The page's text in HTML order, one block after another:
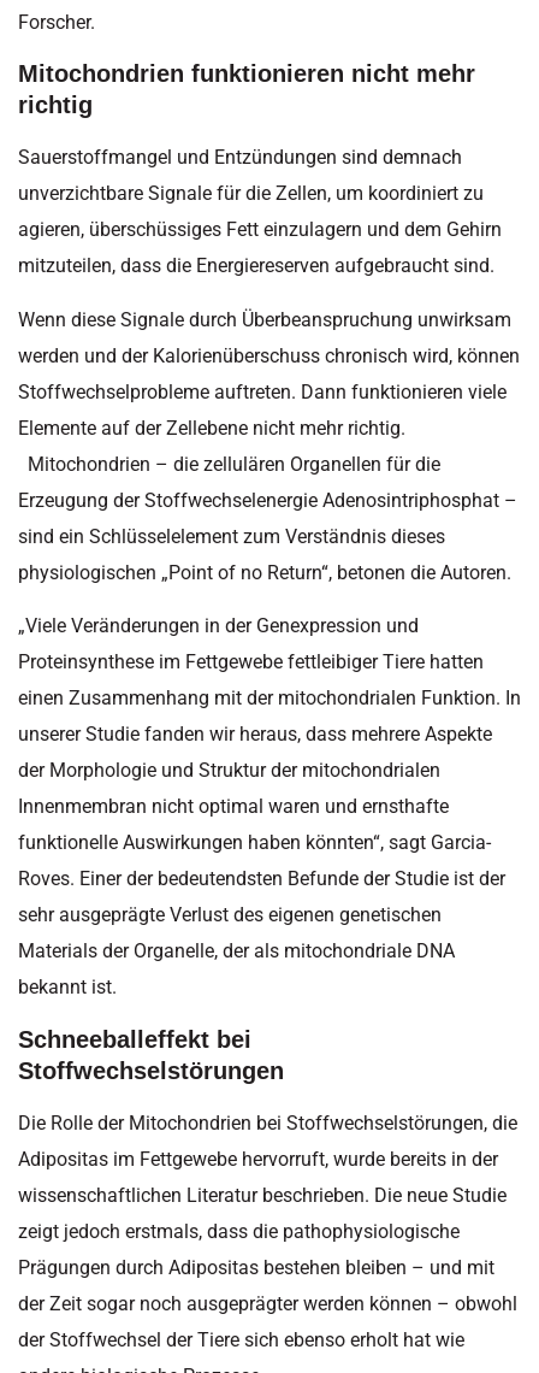
Forscher.
Mitochondrien funktionieren nicht mehr
richtig
Sauerstoffmangel und Entzündungen sind demnach
unverzichtbare Signale für die Zellen, um koordiniert zu
agieren, überschüssiges Fett einzulagern und dem Gehirn
mitzuteilen, dass die Energiereserven aufgebraucht sind.
Wenn diese Signale durch Überbeanspruchung unwirksam
werden und der Kalorienüberschuss chronisch wird, können
Stoffwechselprobleme auftreten. Dann funktionieren viele
Elemente auf der Zellebene nicht mehr richtig.
Mitochondrien – die zellulären Organellen für die
Erzeugung der Stoffwechselenergie Adenosintriphosphat –
sind ein Schlüsselelement zum Verständnis dieses
physiologischen „Point of no Return“, betonen die Autoren.
„Viele Veränderungen in der Genexpression und
Proteinsynthese im Fettgewebe fettleibiger Tiere hatten
einen Zusammenhang mit der mitochondrialen Funktion. In
unserer Studie fanden wir heraus, dass mehrere Aspekte
der Morphologie und Struktur der mitochondrialen
Innenmembran nicht optimal waren und ernsthafte
funktionelle Auswirkungen haben könnten“, sagt Garcia-
Roves. Einer der bedeutendsten Befunde der Studie ist der
sehr ausgeprägte Verlust des eigenen genetischen
Materials der Organelle, der als mitochondriale DNA
bekannt ist.
Schneeballeffekt bei
Stoffwechselstörungen
Die Rolle der Mitochondrien bei Stoffwechselstörungen, die
Adipositas im Fettgewebe hervorruft, wurde bereits in der
wissenschaftlichen Literatur beschrieben. Die neue Studie
zeigt jedoch erstmals, dass die pathophysiologische
Prägungen durch Adipositas bestehen bleiben – und mit
der Zeit sogar noch ausgeprägter werden können – obwohl
der Stoffwechsel der Tiere sich ebenso erholt hat wie